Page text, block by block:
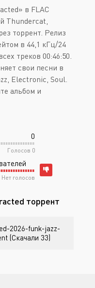
в FLAC
Thundercat,
торрент. Релиз
в 44,1 кГц/24
треков 00:46:50.
свои песни в
Electronic, Soul.
альбом и
0
Голосов 0
Нет голосов
торрент
2026-funk-jazz-
(Скачали 33)